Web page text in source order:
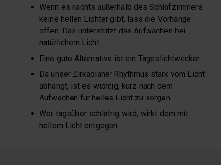
Wenn es nachts außerhalb des Schlafzimmers
keine hellen Lichter gibt, lass die Vorhänge
offen. Das unterstützt das Aufwachen bei
natürlichem Licht.
Eine gute Alternative ist ein Tageslichtwecker
Da unser Zirkadianer Rhythmus stark vom Licht
abhängt, ist es wichtig, kurz nach dem
Aufwachen für helles Licht zu sorgen.
Wer tagsüber schläfrig wird, wirkt dem mit
hellem Licht entgegen.